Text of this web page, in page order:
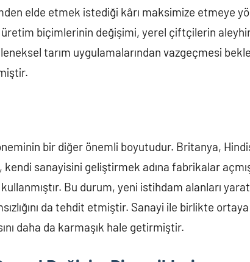
elde etmek istediği kârı maksimize etmeye
biçimlerinin değişimi, yerel çiftçilerin
tarım uygulamalarından vazgeçmesi
bir diğer önemli boyutudur. Britanya,
kendi sanayisini geliştirmek adına fabrikalar
Bu durum, yeni istihdam alanları
da tehdit etmiştir. Sanayi ile birlikte
daha da karmaşık hale getirmiştir.